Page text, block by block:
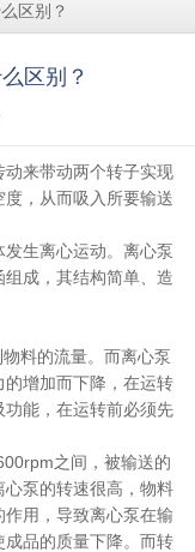
区别？
区别？
来带动两个转子实现
，从而吸入所要输送
生离心运动。离心泵
成，其结构简单、造
料的流量。而离心泵
增加而下降，在运转
能，在运转前必须先
之间，被输送的
泵的转速很高，物料
用，导致离心泵在输
品的质量下降。而转